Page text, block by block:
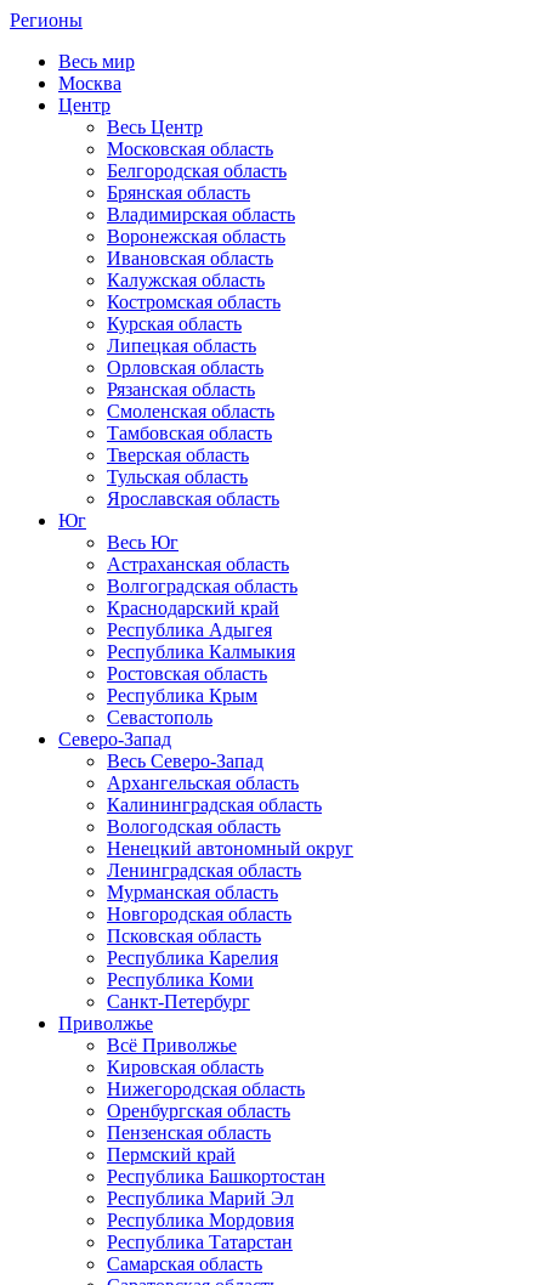
Регионы
Весь мир
Москва
Центр
Весь Центр
Московская область
Белгородская область
Брянская область
Владимирская область
Воронежская область
Ивановская область
Калужская область
Костромская область
Курская область
Липецкая область
Орловская область
Рязанская область
Смоленская область
Тамбовская область
Тверская область
Тульская область
Ярославская область
Юг
Весь Юг
Астраханская область
Волгоградская область
Краснодарский край
Республика Адыгея
Республика Калмыкия
Ростовская область
Республика Крым
Севастополь
Северо-Запад
Весь Северо-Запад
Архангельская область
Калининградская область
Вологодская область
Ненецкий автономный округ
Ленинградская область
Мурманская область
Новгородская область
Псковская область
Республика Карелия
Республика Коми
Санкт-Петербург
Приволжье
Всё Приволжье
Кировская область
Нижегородская область
Оренбургская область
Пензенская область
Пермский край
Республика Башкортостан
Республика Марий Эл
Республика Мордовия
Республика Татарстан
Самарская область